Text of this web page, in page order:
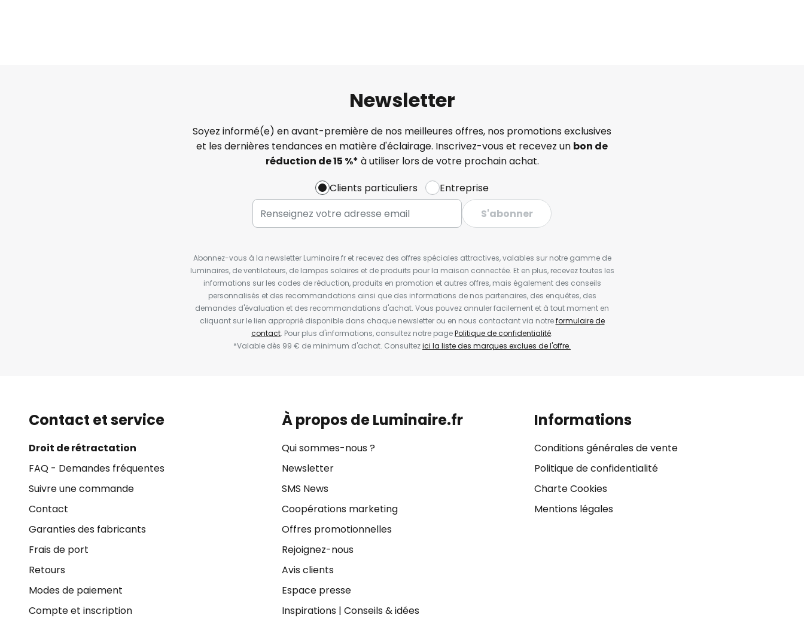
Newsletter
Soyez informé(e) en avant-première de nos meilleures offres, nos promotions exclusives
et les dernières tendances en matière d'éclairage. Inscrivez-vous et recevez un bon de
réduction de 15 %* à utiliser lors de votre prochain achat.
Clients particuliers
Entreprise
S'abonner
Abonnez-vous à la newsletter Luminaire.fr et recevez des offres spéciales attractives, valables sur notre gamme de
luminaires, de ventilateurs, de lampes solaires et de produits pour la maison connectée. Et en plus, recevez toutes les
informations sur les codes de réduction, produits en promotion et autres offres, mais également des conseils
personnalisés et des recommandations ainsi que des informations de nos partenaires, des enquêtes, des
demandes d'évaluation et des recommandations d'achat. Vous pouvez annuler facilement et à tout moment en
cliquant sur le lien approprié disponible dans chaque newsletter ou en nous contactant via notreformulaire de
contact. Pour plus d'informations, consultez notre pagePolitique de confidentialité.
*Valable dès 99 € de minimum d'achat. Consultezici la liste des marques exclues de l'offre.
Contact et service
Droit de rétractation
FAQ - Demandes fréquentes
Suivre une commande
Contact
Garanties des fabricants
Frais de port
Retours
Modes de paiement
Compte et inscription
À propos de Luminaire.fr
Qui sommes-nous ?
Newsletter
SMS News
Coopérations marketing
Offres promotionnelles
Rejoignez-nous
Avis clients
Espace presse
Inspirations| Conseils & idées
Informations
Conditions générales de vente
Politique de confidentialité
Charte Cookies
Mentions légales